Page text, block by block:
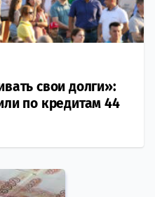
свои долги»:
по кредитам 44